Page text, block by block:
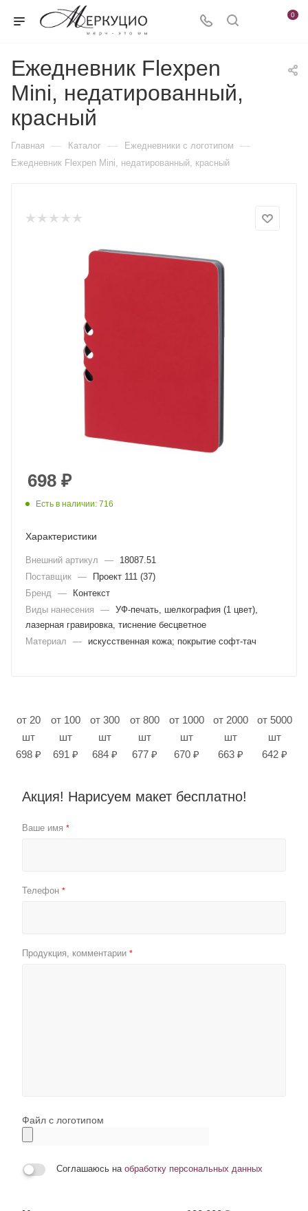
0
Ежедневник Flexpen
Mini, недатированный,
красный
Главная — Каталог — Ежедневники c логотипом —
Ежедневник Flexpen Mini, недатированный, красный
698 ₽
Есть в наличии: 716
Характеристики
Внешний артикул —
18087.51
Поставщик —
Проект 111 (37)
Бренд
—
Контекст
Виды нанесения
— УФ-печать, шелкография (1 цвет),
лазерная гравировка, тиснение бесцветное
Материал
— искусственная кожа; покрытие софт-тач
от 20
шт
698 ₽
от 100
шт
691 ₽
от 300
шт
684 ₽
от 800
шт
677 ₽
от 1000
шт
670 ₽
от 2000
шт
663 ₽
от 5000
шт
642 ₽
Акция! Нарисуем макет бесплатно!
Ваше имя *
Телефон *
Продукция, комментарии *
Файл с логотипом
Соглашаюсь на обработку персональных данных